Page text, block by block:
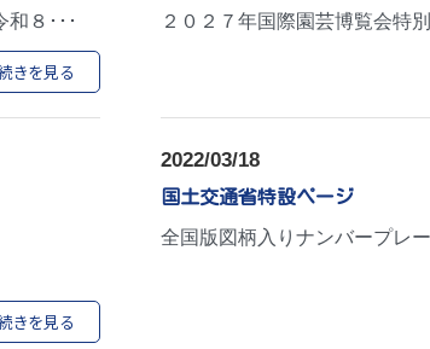
８･･･
きを見る
２０２７年国際園芸博覧会特
きを見る
2022/03/18
国土交通省特設ページ
全国版図柄入りナンバープレ